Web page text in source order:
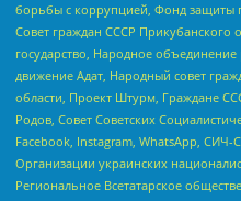
борьбы с коррупцией, Фонд защиты
Совет граждан СССР Прикубанского
государство, Народное
движение Адат, Народный совет
области, Проект Штурм, Граждане
Родов, Совет Советских
Facebook, Instagram, WhatsApp,
Организации украинских
Региональное Всетатарское